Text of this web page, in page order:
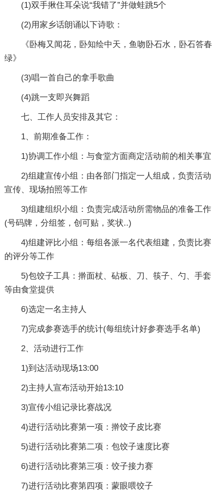
(1)双手揪住耳朵说“我错了”并做蛙跳5个
(2)用家乡话朗诵以下诗歌：
《卧梅又闻花，卧知绘中天，鱼吻卧石水，卧石答春
绿》
(3)唱一首自己的拿手歌曲
(4)跳一支即兴舞蹈
七、工作人员安排及其它：
1、前期准备工作：
1)协调工作小组：与食堂方面商定活动前的相关事宜
2)组建宣传小组：由各部门指定一人组成，负责活动
宣传、现场拍照等工作
3)组建组织小组：负责完成活动所需物品的准备工作
(号码牌，分组签，创可贴，奖状..)
4)组建评比小组：每组各派一名代表组建，负责比赛
的评分等工作
5)包饺子工具：擀面杖、砧板、刀、筷子、勺、手套
等由食堂提供
6)选定一名主持人
7)完成参赛选手的统计(每组统计好参赛选手名单)
2、活动进行工作
1)到达活动现场13:00
2)主持人宣布活动开始13:10
3)宣传小组记录比赛战况
4)进行活动比赛第一项：擀饺子皮比赛
5)进行活动比赛第二项：包饺子速度比赛
6)进行活动比赛第三项：饺子接力赛
7)进行活动比赛第四项：蒙眼喂饺子